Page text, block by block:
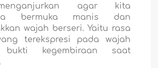
agar kita
bermuka manis dan
wajah berseri. Yaitu rasa
terekspresi pada wajah
bukti kegembiraan saat